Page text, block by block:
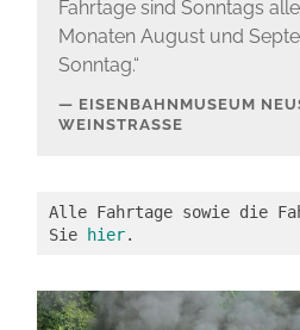
Fahrtage sind Sonntags
Monaten August und
Sonntag.“
EISENBAHNMUSEUM
WEINSTRASSE
Alle Fahrtage sowie die
Sie
hier.